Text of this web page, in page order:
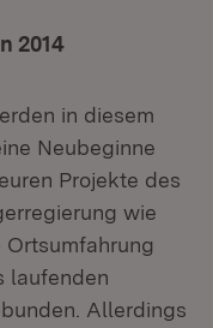
2014
in diesem
Neubeginne
Projekte des
wie
Ortsumfahrung
laufenden
Allerdings